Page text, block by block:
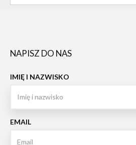
NAPISZ DO NAS
IMIĘ I NAZWISKO
EMAIL